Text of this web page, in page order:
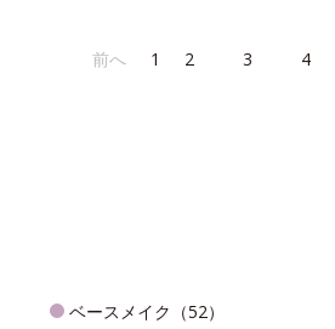
前へ 1 2 3 4
ベースメイク（52）